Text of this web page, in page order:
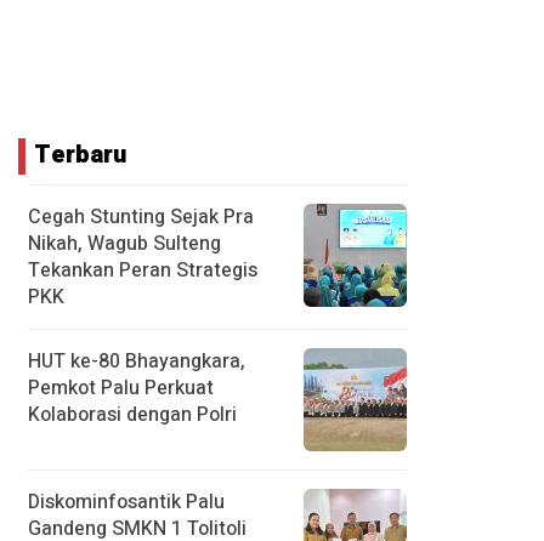
Terbaru
Cegah Stunting Sejak Pra
Nikah, Wagub Sulteng
Tekankan Peran Strategis
PKK
HUT ke-80 Bhayangkara,
Pemkot Palu Perkuat
Kolaborasi dengan Polri
Diskominfosantik Palu
Gandeng SMKN 1 Tolitoli